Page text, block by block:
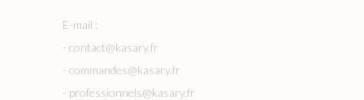
E-mail :
-contact@kasary.fr
-commandes@kasary.fr
- professionnels@kasary.fr